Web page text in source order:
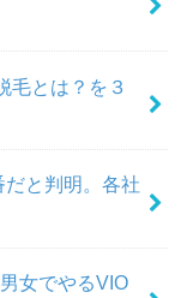
毛とは？を３
と判明。各社
女でやるVIO